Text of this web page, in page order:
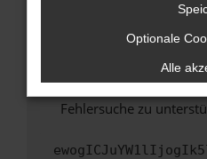
Wende dich an den
Wenn du alle oben
hast, kontaktiere uns
versuchen, das
uns diesen Text
Fehlersuche zu
Optionale
Alle